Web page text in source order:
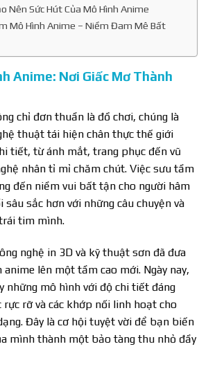
Nên Sức Hút Của Mô Hình Anime
Mô Hình Anime – Niềm Đam Mê Bất
Anime: Nơi Giấc Mơ Thành
chỉ đơn thuần là đồ chơi, chúng là
thuật tái hiện chân thực thế giới
tiết, từ ánh mắt, trang phục đến vũ
nhân tỉ mỉ chăm chút. Việc sưu tầm
đến niềm vui bất tận cho người hâm
sắc hơn với những câu chuyện và
tim mình.
nghệ in 3D và kỹ thuật sơn đã đưa
lên một tầm cao mới. Ngày nay,
những mô hình với độ chi tiết đáng
rực rỡ và các khớp nối linh hoạt cho
Đây là cơ hội tuyệt vời để bạn biến
mình thành một bảo tàng thu nhỏ đầy